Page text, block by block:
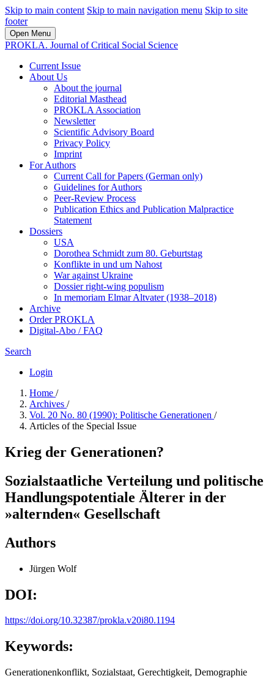
Skip to main content Skip to main navigation menu Skip to site
footer
Open Menu
PROKLA. Journal of Critical Social Science
Current Issue
About Us
About the journal
Editorial Masthead
PROKLA Association
Newsletter
Scientific Advisory Board
Privacy Policy
Imprint
For Authors
Current Call for Papers (German only)
Guidelines for Authors
Peer-Review Process
Publication Ethics and Publication Malpractice
Statement
Dossiers
USA
Dorothea Schmidt zum 80. Geburtstag
Konflikte in und um Nahost
War against Ukraine
Dossier right-wing populism
In me­mo­ri­am Elmar Altvater (1938–2018)
Archive
Order PROKLA
Digital-Abo / FAQ
Search
Login
Home /
Archives /
Vol. 20 No. 80 (1990): Politische Generationen /
Articles of the Special Issue
Krieg der Generationen?
Sozialstaatliche Verteilung und politische
Handlungspotentiale Älterer in der
»alternden« Gesellschaft
Authors
Jürgen Wolf
DOI:
https://doi.org/10.32387/prokla.v20i80.1194
Keywords:
Generationenkonflikt, Sozialstaat, Gerechtigkeit, Demographie